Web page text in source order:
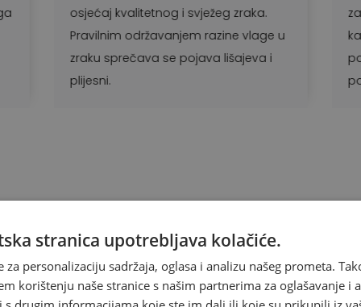
u
i
za čak 78%. Korištenjem plina R32
kapacitet cjelokupnog uređaja je
poboljšan te omogućuje brže
postizanje zadane temperature.
Maxon Fresh Plus
3,5 kw 5,2 kw
stranica upotrebljava kolačiće.
za personalizaciju sadržaja, oglasa i analizu našeg prometa.
korištenju naše stranice s našim partnerima za oglašavanje i